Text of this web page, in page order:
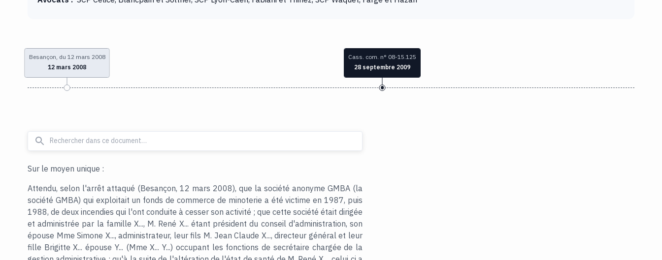
Besançon, du 12 mars 2008
12 mars 2008
Cass. com. n° 08-15.125
28 septembre 2009
Sur le moyen unique :
Attendu, selon l'arrêt attaqué (Besançon, 12 mars 2008), que la société anonyme GMBA (la
société GMBA) qui exploitait un fonds de commerce de minoterie a été victime en 1987, puis
1988, de deux incendies qui l'ont conduite à cesser son activité ; que cette société était dirigée
et administrée par la famille X..., M. René X... étant président du conseil d'administration, son
épouse Mme Simone X..., administrateur, leur fils M. Jean Claude X..., directeur général et leur
fille Brigitte X... épouse Y... (Mme X... Y...) occupant les fonctions de secrétaire chargée de la